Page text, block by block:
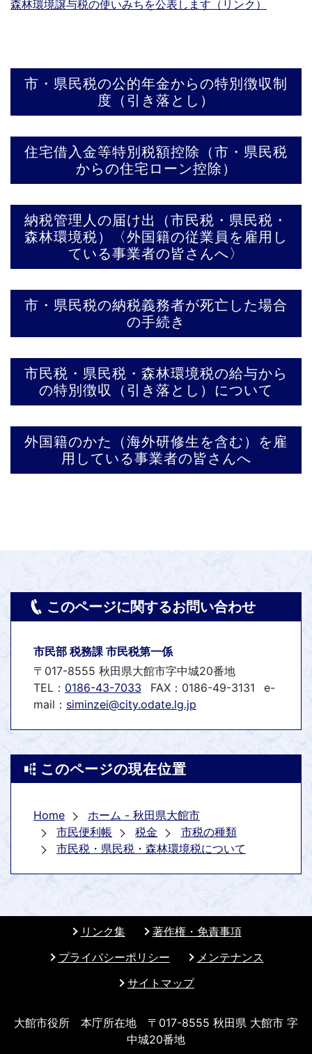
森林環境譲与税の使いみちを公表します（リンク）
市・県民税の公的年金からの特別徴収制
度（引き落とし）
住宅借入金等特別税額控除（市・県民税
からの住宅ローン控除）
納税管理人の届け出（市民税・県民税・
森林環境税）〈外国籍の従業員を雇用し
ている事業者の皆さんへ〉
市・県民税の納税義務者が死亡した場合
の手続き
市民税・県民税・森林環境税の給与から
の特別徴収（引き落とし）について
外国籍のかた（海外研修生を含む）を雇
用している事業者の皆さんへ
このページに関するお問い合わせ
市民部 税務課 市民税第一係
〒017-8555 秋田県大館市字中城20番地
TEL： 0186-43-7033 FAX：0186-49-3131
e-
mail： siminzei@city.odate.lg.jp
このページの現在位置
Home
ホーム - 秋田県大館市
市民便利帳
税金
市税の種類
市民税・県民税・森林環境税について
リンク集
著作権・免責事項
プライバシーポリシー
メンテナンス
サイトマップ
大館市役所 本庁所在地 〒017-8555 秋田県 大館市 字
中城20番地